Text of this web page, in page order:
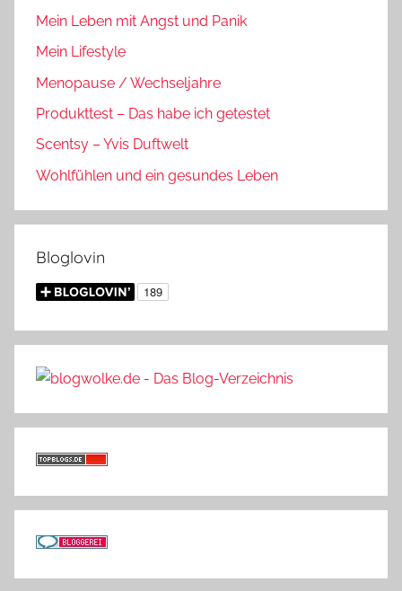
Mein Leben mit Angst und Panik
Mein Lifestyle
Menopause / Wechseljahre
Produkttest – Das habe ich getestet
Scentsy – Yvis Duftwelt
Wohlfühlen und ein gesundes Leben
Bloglovin